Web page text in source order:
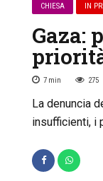
CHIESA IN
Gaza:
7 min 275
La denuncia
insufficienti, i